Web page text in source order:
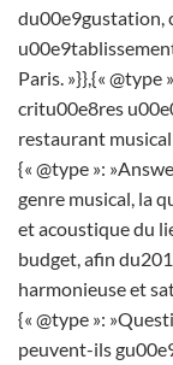
du00e9gustation,
Paris. »}},{« @type
critu00e8res
restaurant musical
{« @type »:
genre musical, la
et acoustique du
budget, afin
harmonieuse et
{« @type »:
peuvent-ils